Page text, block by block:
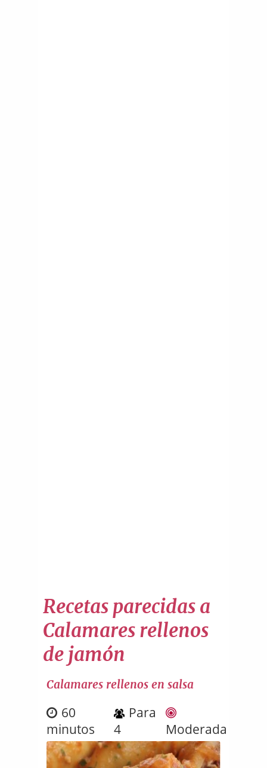
Recetas parecidas a
Calamares rellenos
de jamón
Calamares rellenos en salsa
60
minutos
Para
4
Moderada